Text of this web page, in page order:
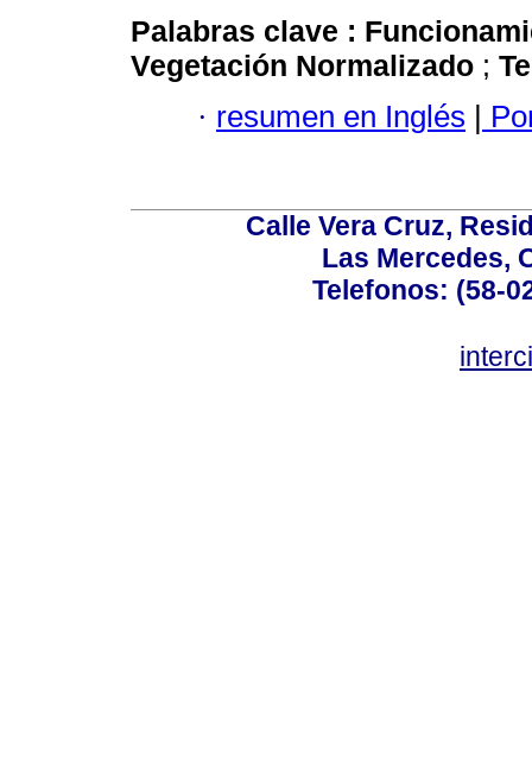
Palabras clave :
Vegetación Normalizado ;
· resumen en Inglés |
Calle Vera Cruz,
Las Mercedes,
Telefonos: (58-